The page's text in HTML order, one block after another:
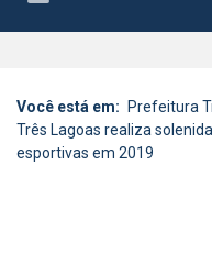
Você está em: Prefeitura
Três Lagoas realiza
esportivas em 2019